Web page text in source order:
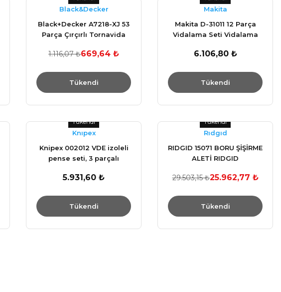
Black&Decker
Black+Decker A7218-XJ 53
Parça Çırçırlı Tornavida
1.116,07 ₺669,64 ₺
Tükendi
Makita
Makita D-31011 12 Parça
Vidalama Seti Vidalama
6.106,80 ₺
Tükendi
Tükendi
Knıpex
Knipex 002012 VDE izoleli
pense seti, 3 parçalı
5.931,60 ₺
Tükendi
Tükendi
Rıdgıd
RIDGID 15071 BORU ŞİŞİRME
ALETİ RIDGID
29.503,15 ₺25.962,77 ₺
Tükendi